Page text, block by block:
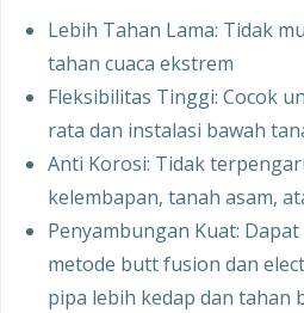
Lebih Tahan Lama: Tidak
tahan cuaca ekstrem
Fleksibilitas Tinggi: Cocok
rata dan instalasi bawah
Anti Korosi: Tidak
kelembapan, tanah asam,
Penyambungan Kuat:
metode butt fusion dan
pipa lebih kedap dan tahan